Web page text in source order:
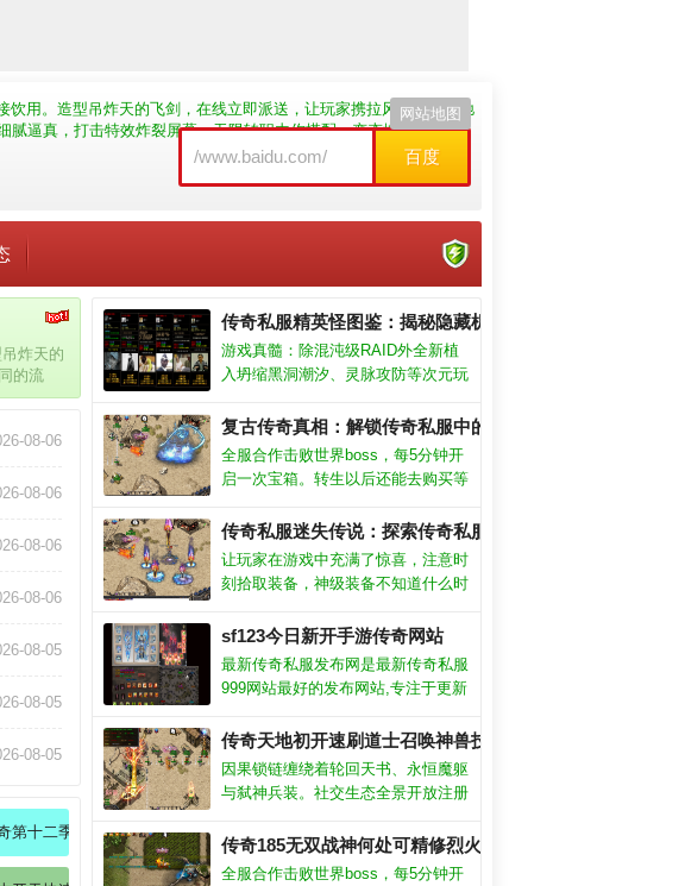
用。造型吊炸天的飞剑，在线立即派送，让玩家携拉风的装扮，驰
逼真，打击特效炸裂屏幕，无限转职由你搭配，变态增幅战力崩
百度
网站地图
炸天的
的流
力崩
08-06
08-06
！ 08-06
08-06
上古遗迹之谜
08-05
大揭秘！
08-05
50枚！
08-05
义！
我们追过的极品神装！
第十二季战士如何突破野蛮冲撞极限？
传奇私服精英怪图鉴：揭秘隐藏机制，助你横扫地下城
游戏真髓：除混沌级RAID外全新植
入坍缩黑洞潮汐、灵脉攻防等次元玩
包含元神争锋、仙朝征伐、星际盗矿
等体系兼容各阶层道果需求
复古传奇真相：解锁传奇私服中的复古传奇新时代！
全服合作击败世界boss，每5分钟开
启一次宝箱。转生以后还能去购买等
或是去副本战斗，快速提升战斗力。
玉玺等级关乎高阶装备的穿戴，任何
提升它的机会记得都不要错过。
传奇私服迷失传说：探索传奇私服迷失传说版本，解开神
让玩家在游戏中充满了惊喜，注意时
刻拾取装备，神级装备不知道什么时
过。深入理解游戏机制：熟悉游戏的
规则、操作、角色、装备和地图等。
任务完成：任务是游戏中获得经验和
sf123今日新开手游传奇网站
最新传奇私服发布网是最新传奇私服
999网站最好的发布网站,专注于更新
私服网站,致力于打造国内最大的传
奇私服发布网最新平台。
传奇天地初开速刷道士召唤神兽技巧！
因果锁链缠绕着轮回天书、永恒魔躯
与弑神兵装。社交生态全景开放注册
法；核心特色：法则战衣·暗能量引
擎复现真实道则对抗·让融合禁术崩
传奇185无双战神何处可精修烈火剑法！
全服合作击败世界boss，每5分钟开